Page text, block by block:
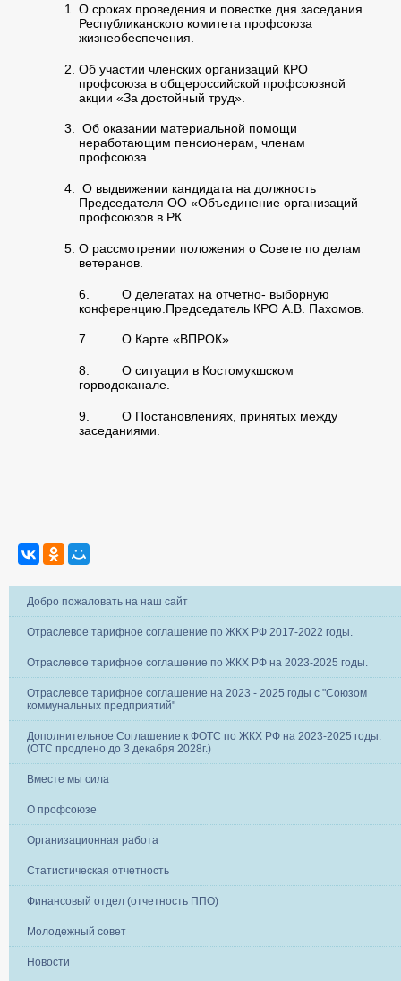
О сроках проведения и повестке дня заседания
Республиканского комитета профсоюза
жизнеобеспечения.
Об участии членских организаций КРО
профсоюза в общероссийской профсоюзной
акции «За достойный труд».
Об оказании материальной помощи
неработающим пенсионерам, членам
профсоюза.
О выдвижении кандидата на должность
Председателя ОО «Объединение организаций
профсоюзов в РК.
О рассмотрении положения о Совете по делам
ветеранов.
6. О делегатах на отчетно- выборную
конференцию.Председатель КРО А.В. Пахомов.
7. О Карте «ВПРОК».
8. О ситуации в Костомукшском
горводоканале.
9. О Постановлениях, принятых между
заседаниями.
Добро пожаловать на наш сайт
Отраслевое тарифное соглашение по ЖКХ РФ 2017-2022 годы.
Отраслевое тарифное соглашение по ЖКХ РФ на 2023-2025 годы.
Отраслевое тарифное соглашение на 2023 - 2025 годы с "Союзом
коммунальных предприятий"
Дополнительное Соглашение к ФОТС по ЖКХ РФ на 2023-2025 годы.
(ОТС продлено до 3 декабря 2028г.)
Вместе мы сила
О профсоюзе
Организационная работа
Статистическая отчетность
Финансовый отдел (отчетность ППО)
Молодежный совет
Новости